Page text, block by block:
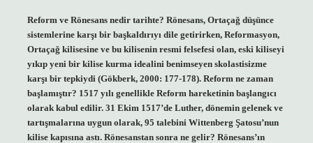
Reform ve Rönesans nedir tarihte? Rönesans, Ortaçağ düşünce
sistemlerine karşı bir başkaldırıyı dile getirirken, Reformasyon,
Ortaçağ kilisesine ve bu kilisenin resmi felsefesi olan, eski kiliseyi
yıkıp yeni bir kilise kurma idealini benimseyen skolastisizme
karşı bir tepkiydi (Gökberk, 2000: 177-178). Reform ne zaman
başlamıştır? 1517 yılı genellikle Reform hareketinin başlangıcı
olarak kabul edilir. 31 Ekim 1517’de Luther, dönemin gelenek ve
tartışmalarına uygun olarak, 95 talebini Wittenberg Şatosu’nun
kilise kapısına astı. Rönesanstan sonra ne gelir? Rönesans’ın